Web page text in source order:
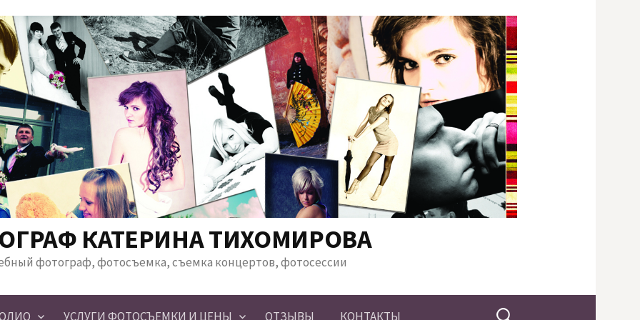
КАТЕРИНА ТИХОМИРОВА
фотограф, фотосъемка, съемка концертов, фотосессии
УСЛУГИ ФОТОСЪЕМКИ И ЦЕНЫ ОТЗЫВЫ КОНТАКТЫ Найти: